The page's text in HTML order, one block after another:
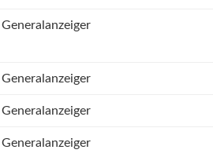
Generalanzeiger
Generalanzeiger
Generalanzeiger
Generalanzeiger